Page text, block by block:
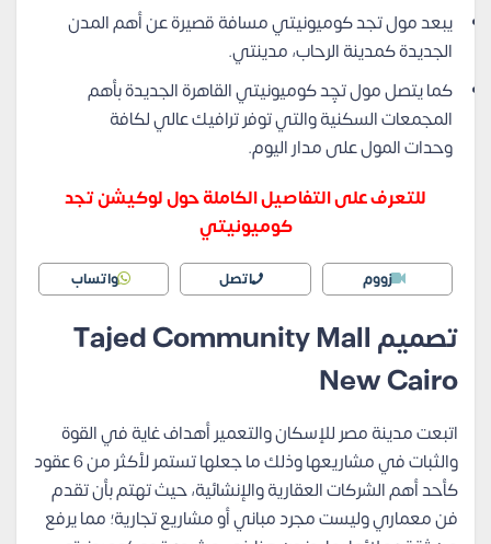
يبعد مول تجد كوميونيتي مسافة قصيرة عن أهم المدن
الجديدة كمدينة الرحاب، مدينتي.
كما يتصل مول تچِد كوميونيتي القاهرة الجديدة بأهم
المجمعات السكنية والتي توفر ترافيك عالي لكافة
وحدات المول على مدار اليوم.
للتعرف على التفاصيل الكاملة حول لوكيشن تجد
كوميونيتي
زووم اتصل واتساب
تصميم Tajed Community Mall
New Cairo
اتبعت مدينة مصر للإسكان والتعمير أهداف غاية في القوة
والثبات في مشاريعها وذلك ما جعلها تستمر لأكثر من 6 عقود
كأحد أهم الشركات العقارية والإنشائية، حيث تهتم بأن تقدم
فن معماري وليست مجرد مباني أو مشاريع تجارية؛ مما يرفع